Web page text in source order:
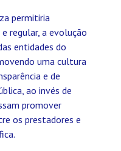
permitiria
regular, a evolução
entidades do
uma cultura
e de
ao invés de
promover
os prestadores e